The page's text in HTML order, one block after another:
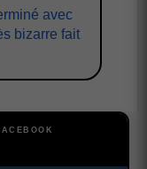
avec
bizarre fait